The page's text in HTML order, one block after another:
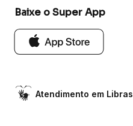
Baixe o Super App
Atendimento em Libras